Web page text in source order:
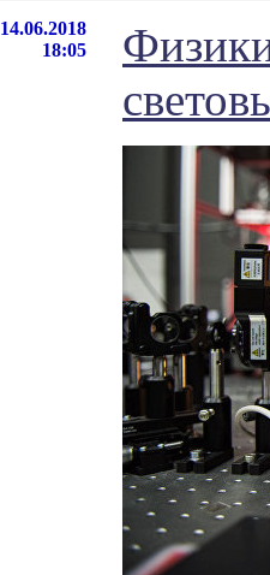
14.06.2018
18:05